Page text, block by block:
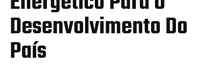
Desenvolvimento Do
País